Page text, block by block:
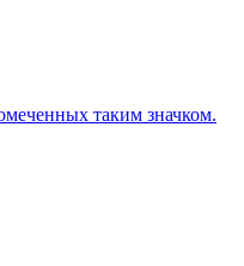
таким значком.